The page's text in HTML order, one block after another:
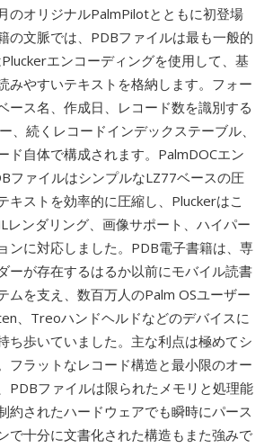
のオリジナルPalmPilotとともに初登場
の文脈では、PDBファイルは最も一般的
エンコーディングを使用して、基
みやすいテキストを格納します。フォー
ース名、作成日、レコード数を識別する
、続くレコードインデックステーブル、
ド自体で構成されます。PalmDOCエン
ファイルはシンプルなLZ77ベースの圧
キストを効率的に圧縮し、Pluckerはこ
レンダリング、画像サポート、ハイパー
ンに対応しました。PDB電子書籍は、専
ーが存在するはるか以前にモバイル読書
ムを支え、数百万人のPalm OSユーザー
、Treoハンドヘルドなどのデバイスに
ち歩いていました。主な利点は極めてシ
フラットなレコード構造と最小限のオー
PDBファイルは限られたメモリと処理能
約されたハードウェアでも瞬時にパース
で十分に文書化された構造もまた強みで